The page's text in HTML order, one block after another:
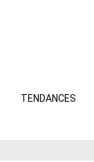
TENDANCES